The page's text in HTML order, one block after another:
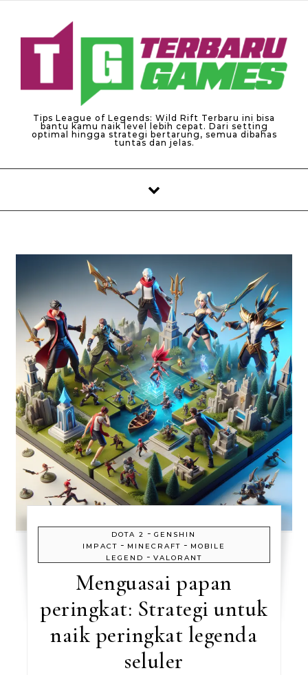
Skip to content
Tips League of Legends: Wild Rift Terbaru ini bisa
bantu kamu naik level lebih cepat. Dari setting
optimal hingga strategi bertarung, semua dibahas
tuntas dan jelas.
DOTA 2 -GENSHIN
IMPACT - MINECRAFT - MOBILE
LEGEND - VALORANT
Menguasai papan
peringkat: Strategi untuk
naik peringkat legenda
seluler